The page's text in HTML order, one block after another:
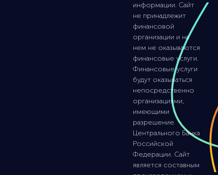
информации. Сайт
не принадлежит
финансовой
организации и на
нем не оказываются
финансовые услуги.
Финансовые услуги
будут оказываться
непосредственно
организациями,
имеющими
разрешение
Центрального Банка
Российской
Федерации. Сайт
является составным